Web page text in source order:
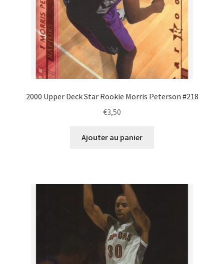
2000 Upper Deck Star Rookie Morris Peterson #218
€3,50
Ajouter au panier